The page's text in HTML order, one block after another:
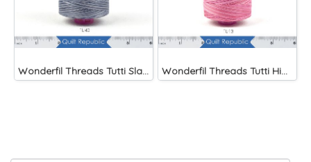
Wonderfil Threads Tutti Slate Wonderfil Threads Tutti Hibiscus